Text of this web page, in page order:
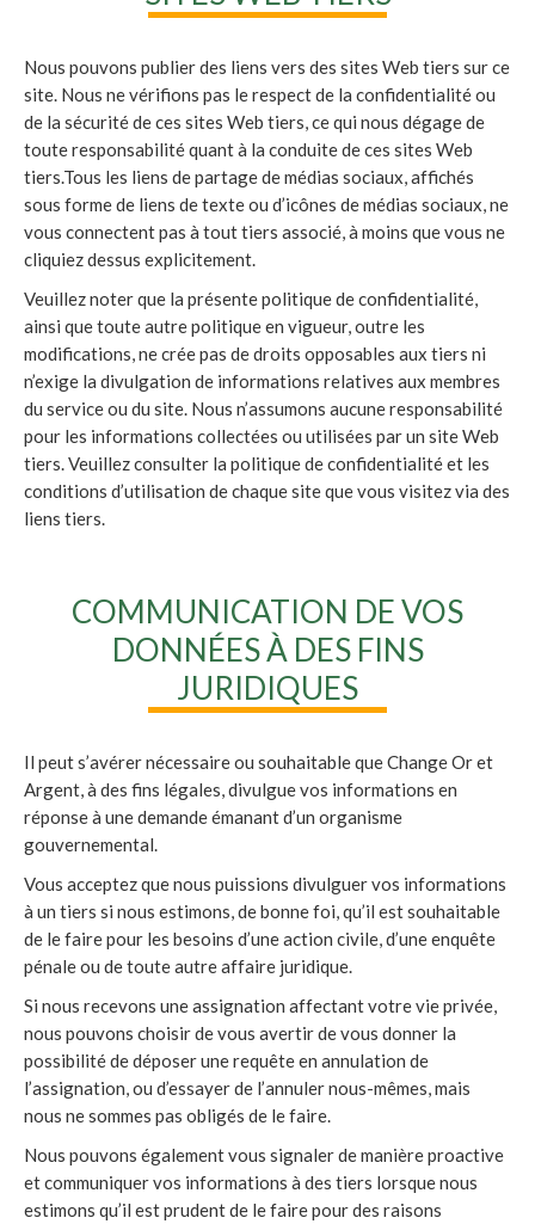
Nous pouvons publier des liens vers des sites Web tiers sur ce
site. Nous ne vérifions pas le respect de la confidentialité ou
de la sécurité de ces sites Web tiers, ce qui nous dégage de
toute responsabilité quant à la conduite de ces sites Web
tiers.Tous les liens de partage de médias sociaux, affichés
sous forme de liens de texte ou d’icônes de médias sociaux, ne
vous connectent pas à tout tiers associé, à moins que vous ne
cliquiez dessus explicitement.
Veuillez noter que la présente politique de confidentialité,
ainsi que toute autre politique en vigueur, outre les
modifications, ne crée pas de droits opposables aux tiers ni
n’exige la divulgation de informations relatives aux membres
du service ou du site. Nous n’assumons aucune responsabilité
pour les informations collectées ou utilisées par un site Web
tiers. Veuillez consulter la politique de confidentialité et les
conditions d’utilisation de chaque site que vous visitez via des
liens tiers.
COMMUNICATION DE VOS
DONNÉES À DES FINS
JURIDIQUES
Il peut s’avérer nécessaire ou souhaitable que Change Or et
Argent, à des fins légales, divulgue vos informations en
réponse à une demande émanant d’un organisme
gouvernemental.
Vous acceptez que nous puissions divulguer vos informations
à un tiers si nous estimons, de bonne foi, qu’il est souhaitable
de le faire pour les besoins d’une action civile, d’une enquête
pénale ou de toute autre affaire juridique.
Si nous recevons une assignation affectant votre vie privée,
nous pouvons choisir de vous avertir de vous donner la
possibilité de déposer une requête en annulation de
l’assignation, ou d’essayer de l’annuler nous-mêmes, mais
nous ne sommes pas obligés de le faire.
Nous pouvons également vous signaler de manière proactive
et communiquer vos informations à des tiers lorsque nous
estimons qu’il est prudent de le faire pour des raisons